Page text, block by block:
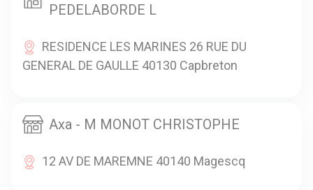
PEDELABORDE L
RESIDENCE LES MARINES 26 RUE DU
GENERAL DE GAULLE 40130 Capbreton
Axa - M MONOT CHRISTOPHE
12 AV DE MAREMNE 40140 Magescq